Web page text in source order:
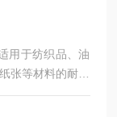
用于纺织品、油
张等材料的耐光
及光老化试验。